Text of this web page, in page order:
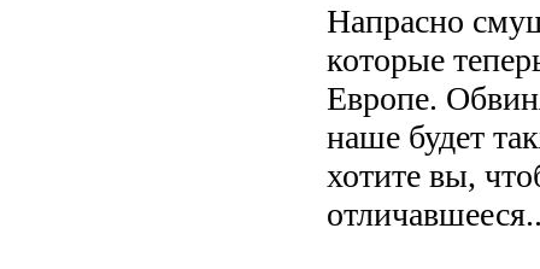
Напрасно
которые
Европе.
наше будет
хотите вы,
отличавшееся